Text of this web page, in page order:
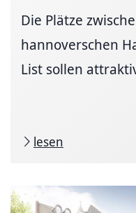
Die Plätze
hannoverschen
List sollen
lesen